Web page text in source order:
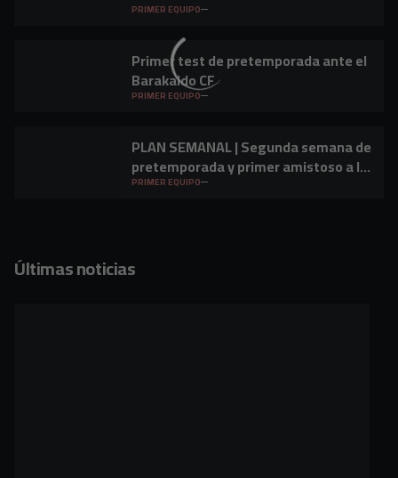
PRIMER EQUIPO
Primer test de pretemporada ante el
Barakaldo CF
PRIMER EQUIPO
PLAN SEMANAL | Segunda semana de
pretemporada y primer amistoso a la
vista
PRIMER EQUIPO
Últimas noticias